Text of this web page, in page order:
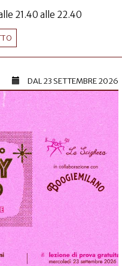
21.40 alle 22.40
DAL23 SETTEMBRE 2026